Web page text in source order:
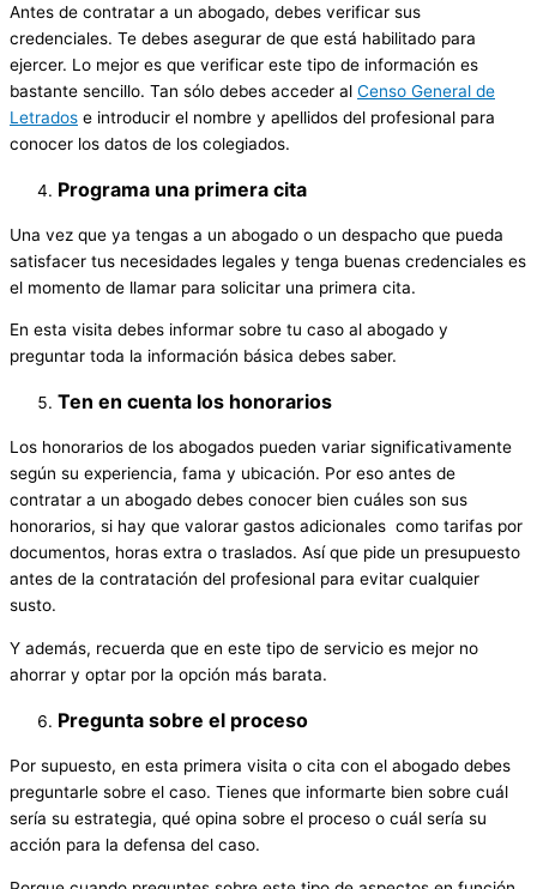
Antes de contratar a un abogado, debes verificar sus
credenciales. Te debes asegurar de que está habilitado para
ejercer. Lo mejor es que verificar este tipo de información es
bastante sencillo. Tan sólo debes acceder al Censo General de
Letrados e introducir el nombre y apellidos del profesional para
conocer los datos de los colegiados.
Programa una primera cita
Una vez que ya tengas a un abogado o un despacho que pueda
satisfacer tus necesidades legales y tenga buenas credenciales es
el momento de llamar para solicitar una primera cita.
En esta visita debes informar sobre tu caso al abogado y
preguntar toda la información básica debes saber.
Ten en cuenta los honorarios
Los honorarios de los abogados pueden variar significativamente
según su experiencia, fama y ubicación. Por eso antes de
contratar a un abogado debes conocer bien cuáles son sus
honorarios, si hay que valorar gastos adicionales como tarifas por
documentos, horas extra o traslados. Así que pide un presupuesto
antes de la contratación del profesional para evitar cualquier
susto.
Y además, recuerda que en este tipo de servicio es mejor no
ahorrar y optar por la opción más barata.
Pregunta sobre el proceso
Por supuesto, en esta primera visita o cita con el abogado debes
preguntarle sobre el caso. Tienes que informarte bien sobre cuál
sería su estrategia, qué opina sobre el proceso o cuál sería su
acción para la defensa del caso.